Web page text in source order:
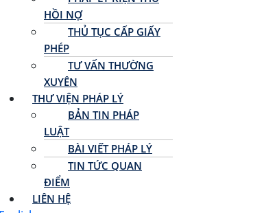
HỒI NỢ
THỦ TỤC CẤP GIẤY
PHÉP
TƯ VẤN THƯỜNG
XUYÊN
THƯ VIỆN PHÁP LÝ
BẢN TIN PHÁP
LUẬT
BÀI VIẾT PHÁP LÝ
TIN TỨC QUAN
ĐIỂM
LIÊN HỆ